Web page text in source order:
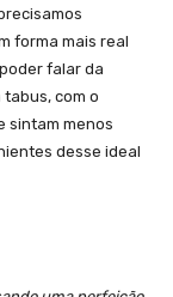
forma mais real
falar da
com o
sintam menos
desse ideal